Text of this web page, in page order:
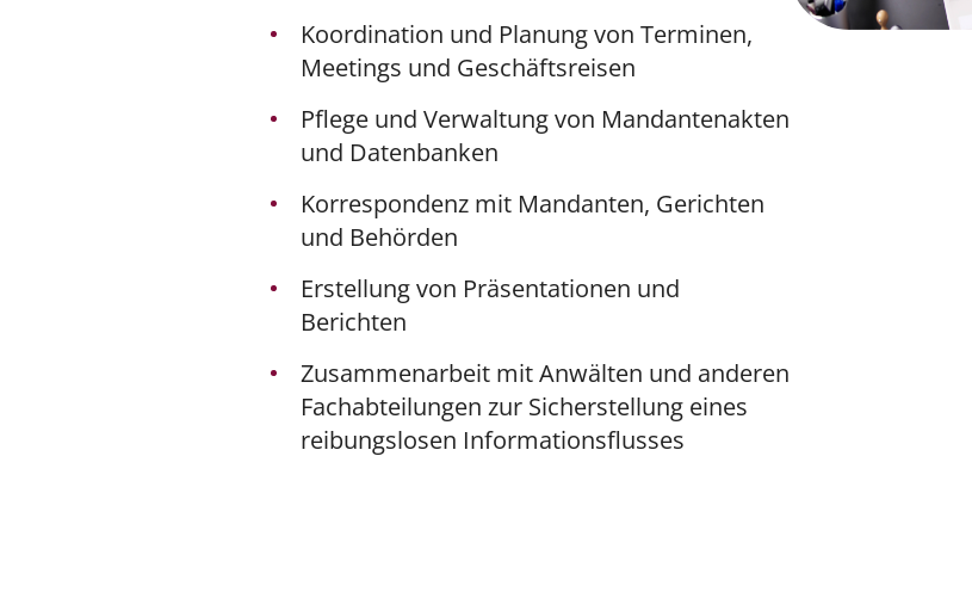
Koordination und Planung von Terminen,
Meetings und Geschäftsreisen
Pflege und Verwaltung von Mandantenakten
und Datenbanken
Korrespondenz mit Mandanten, Gerichten
und Behörden
Erstellung von Präsentationen und
Berichten
Zusammenarbeit mit Anwälten und anderen
Fachabteilungen zur Sicherstellung eines
reibungslosen Informationsflusses